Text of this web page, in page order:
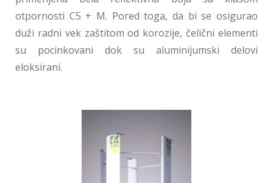
otpornosti C5 + M. Pored toga, da bi se osigurao
duži radni vek zaštitom od korozije, čelični elementi
su pocinkovani dok su aluminijumski delovi
eloksirani.